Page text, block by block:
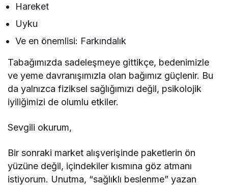
Hareket
Uyku
Ve en önemlisi: Farkındalık
Tabağımızda sadeleşmeye gittikçe, bedenimizle
ve yeme davranışımızla olan bağımız güçlenir. Bu
da yalnızca fiziksel sağlığımızı değil, psikolojik
iyiliğimizi de olumlu etkiler.
Sevgili okurum,
Bir sonraki market alışverişinde paketlerin ön
yüzüne değil, içindekiler kısmına göz atmanı
istiyorum. Unutma, “sağlıklı beslenme” yazan